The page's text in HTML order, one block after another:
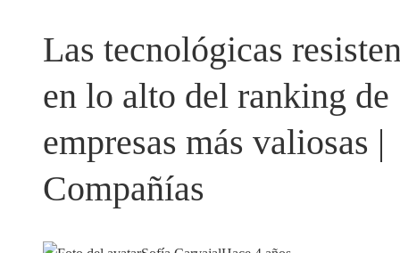
Las tecnológicas
en lo alto del ranking de
empresas más valiosas |
Compañías